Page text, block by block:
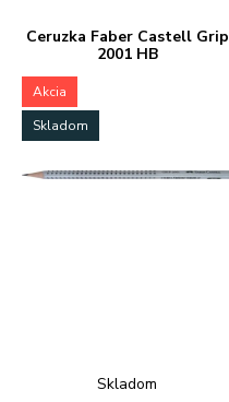
Ceruzka Faber Castell Grip
2001 HB
Akcia
Skladom
Skladom